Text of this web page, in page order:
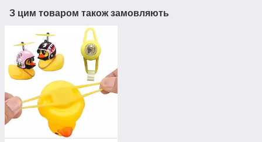
З цим товаром також замовляють